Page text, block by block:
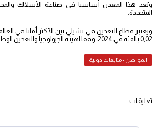
ويُعد هذا المعدن أساسيا في صناعة الأسلاك
المتجددة.
ويعتبر قطاع التعدين في تشيلي بين الأكثر أمانا في
0,02 بالمئة في 2024، وفقا لهيئة الجيولوجيا والتعدين الوطنية التشيلية.
المواطن - متابعات دولية
تعليقات